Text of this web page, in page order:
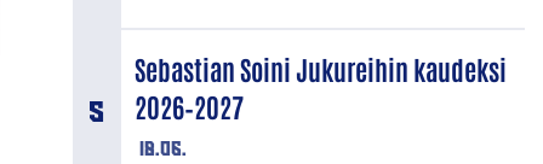
18.06.
Sebastian Soini Jukureihin kaudeksi
2026–2027